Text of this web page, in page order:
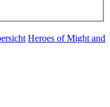
Heroes of Might and